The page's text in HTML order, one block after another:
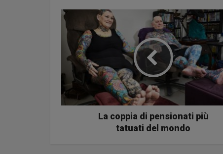
La coppia di pensionati più
tatuati del mondo